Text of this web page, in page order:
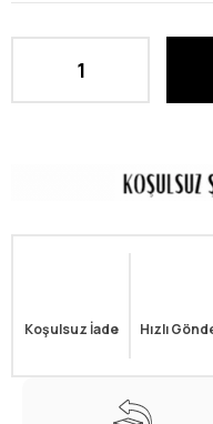
Koşulsuz İade Hızlı